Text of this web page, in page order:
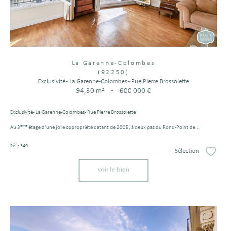
La Garenne-Colombes
(92250)
Exclusivité - La Garenne-Colombes - Rue Pierre Brossolette
94,30 m² - 600 000 €
Exclusivité - La Garenne-Colombes - Rue Pierre Brossolette
Au 3ème étage d’une jolie copropriété datant de 2005, à deux pas du Rond-Point de...
Réf : 349
Sélection
voir le bien